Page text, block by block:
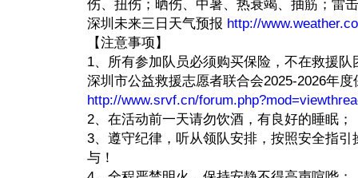
伤、扭伤；晒伤、中暑、热衰竭、抽筋；雷
深圳未来三日天气预报 http://
【注意事项】
1、所有参加队员必须购买保险，不在救援
深圳市公益救援志愿者联合会2025-2026年
http://www.srvf.cn/
2、在活动前一天请勿饮酒，有良好的睡眠；
3、遵守纪律，听从领队安排，按照安全指
与！